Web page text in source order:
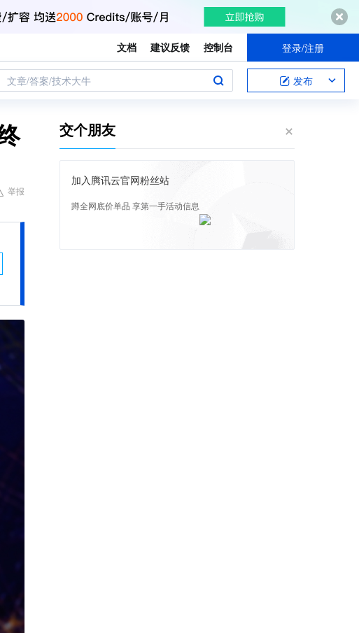
文档 建议反馈 控制台 登录/注册
文章/答案/技术大牛 发布
举报
交个朋友
加入腾讯云官网粉丝站
蹲全网底价单品 享第一手活动信息